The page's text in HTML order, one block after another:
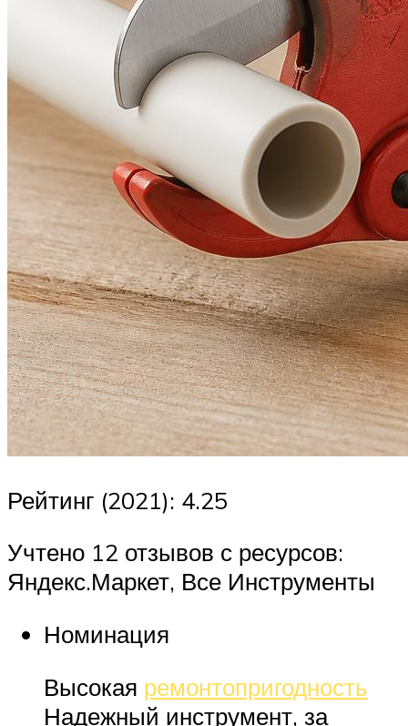
Рейтинг (2021): 4.25
Учтено 12 отзывов с ресурсов:
Яндекс.Маркет, Все Инструменты
Номинация
Высокая ремонтопригодность
Надежный инструмент, за